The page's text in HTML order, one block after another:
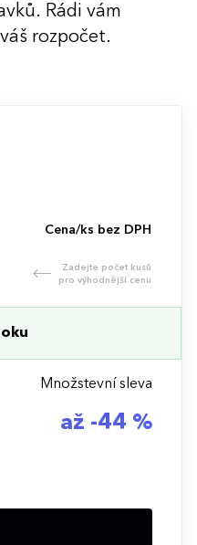
Rádi vám
rozpočet.
Cena/ks bez DPH
Zadejte počet kusů
pro výhodnější cenu
Množstevní sleva
až -44 %